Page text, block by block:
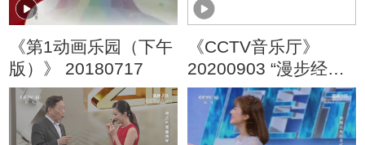
《第1动画乐园（下午
版）》 20180717
《CCTV音乐厅》
20200903 “漫步经
典”系列音乐会（73）
“西域随想”音乐会
（三）